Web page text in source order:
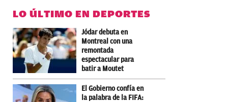
LO ÚLTIMO EN DEPORTES
Jódar debuta en
Montreal con una
remontada
espectacular para
batir a Moutet
El Gobierno confía en
la palabra de la FIFA: